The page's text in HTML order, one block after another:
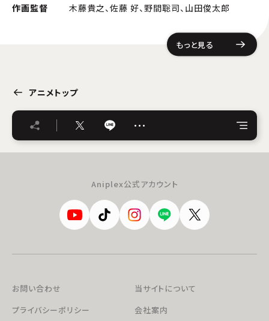
作画監督
木藤貴之、佐藤 好、野間聡司、山田俊太郎
もっと見る
アニメトップ
…
Aniplex公式アカウント
お問い合わせ
当サイトについて
プライバシーポリシー
会社案内